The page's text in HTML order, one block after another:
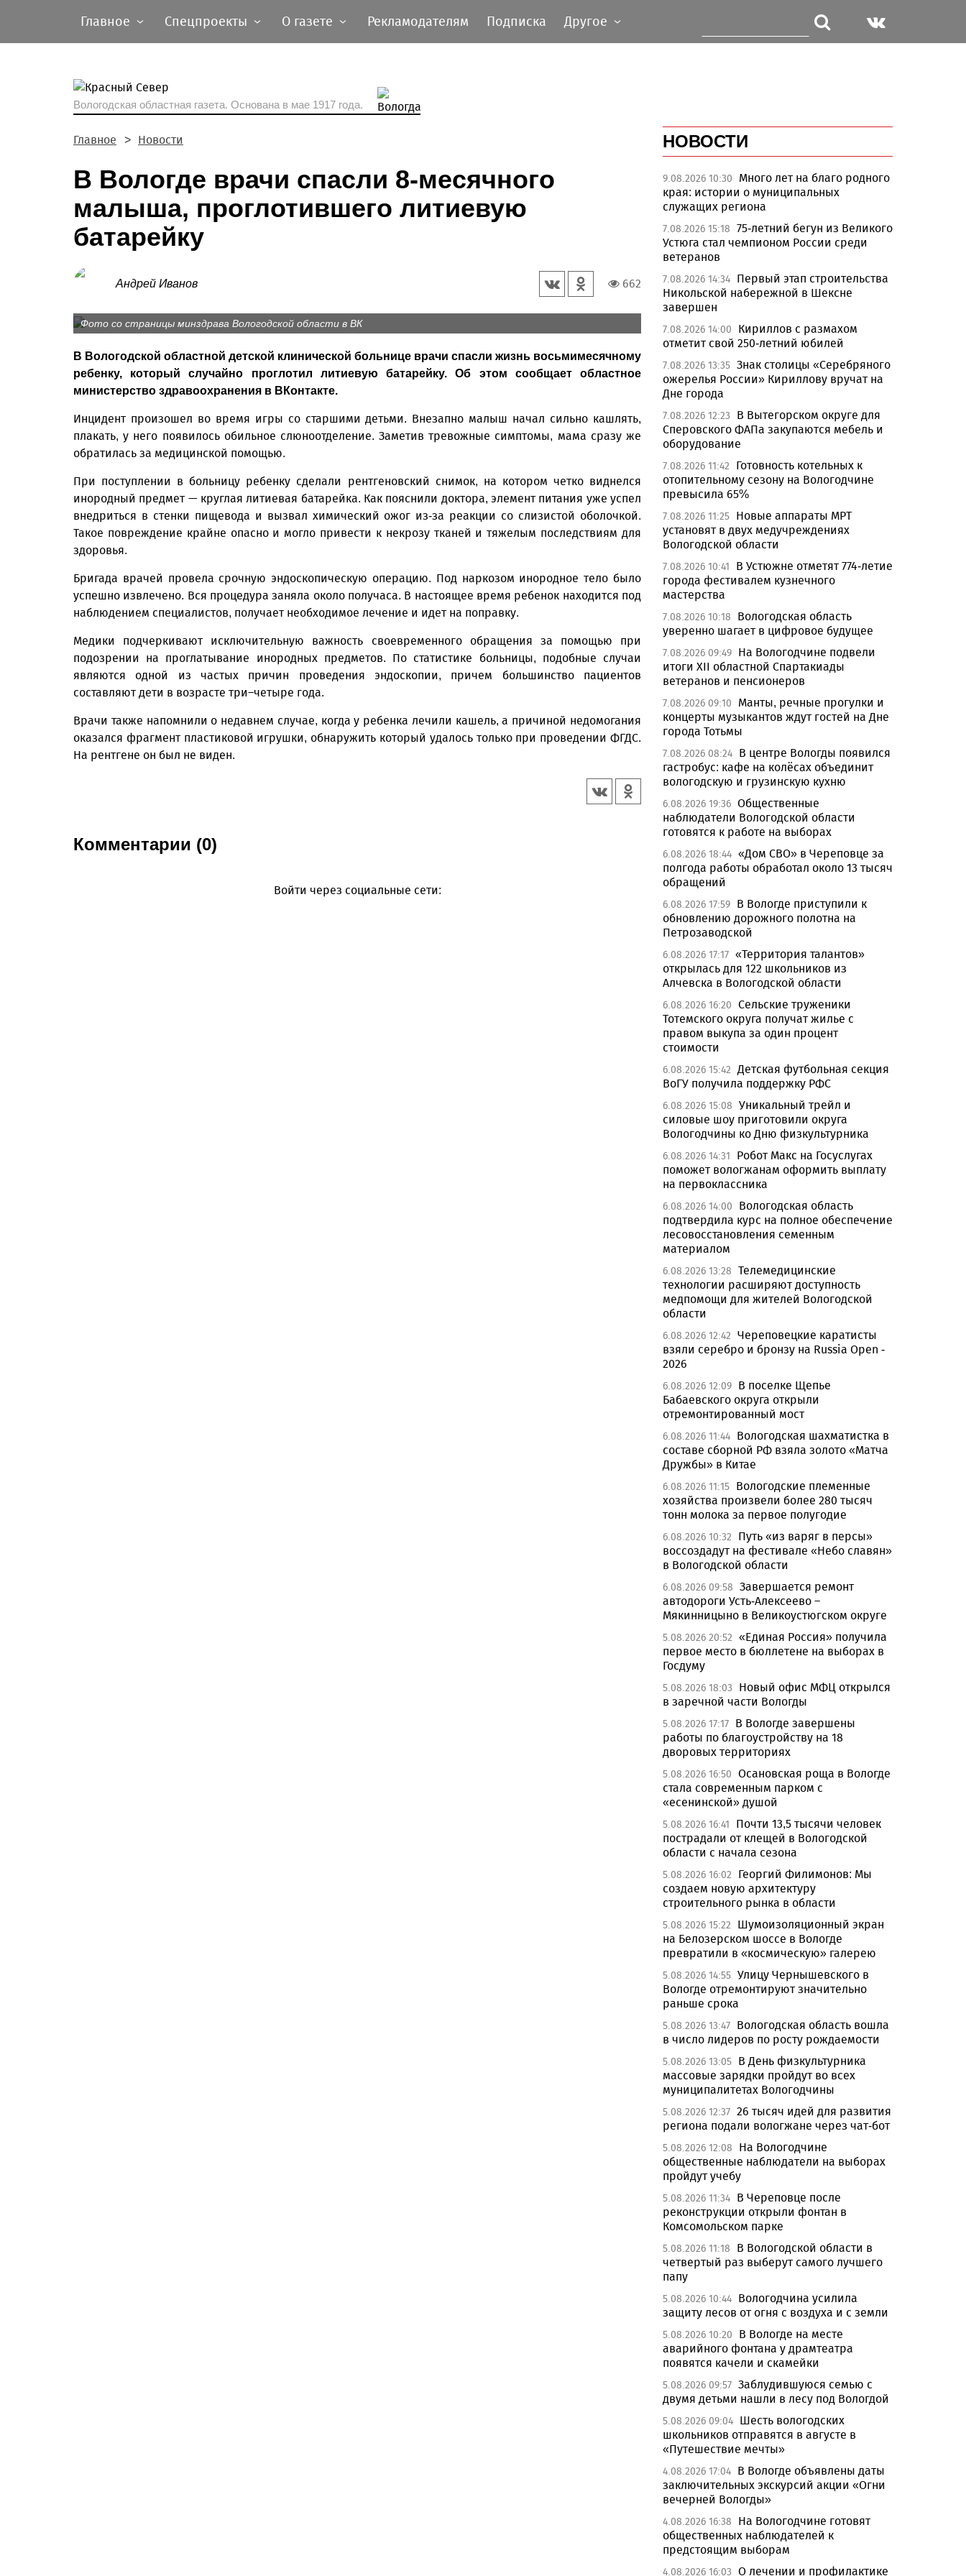
Главное Спецпроекты О газете Рекламодателям Подписка Другое
Вологодская областная газета. Основана в мае 1917 года.
Главное Новости
В Вологде врачи спасли 8-месячного
малыша, проглотившего литиевую
батарейку
Андрей Иванов 662
Фото со страницы минздрава Вологодской области в ВК
В Вологодской областной детской клинической больнице врачи спасли жизнь восьмимесячному
ребенку, который случайно проглотил литиевую батарейку. Об этом сообщает областное
министерство здравоохранения в ВКонтакте.
Инцидент произошел во время игры со старшими детьми. Внезапно малыш начал сильно кашлять,
плакать, у него появилось обильное слюноотделение. Заметив тревожные симптомы, мама сразу же
обратилась за медицинской помощью.
При поступлении в больницу ребенку сделали рентгеновский снимок, на котором четко виднелся
инородный предмет — круглая литиевая батарейка. Как пояснили доктора, элемент питания уже успел
внедриться в стенки пищевода и вызвал химический ожог из-за реакции со слизистой оболочкой.
Такое повреждение крайне опасно и могло привести к некрозу тканей и тяжелым последствиям для
здоровья.
Бригада врачей провела срочную эндоскопическую операцию. Под наркозом инородное тело было
успешно извлечено. Вся процедура заняла около получаса. В настоящее время ребенок находится под
наблюдением специалистов, получает необходимое лечение и идет на поправку.
Медики подчеркивают исключительную важность своевременного обращения за помощью при
подозрении на проглатывание инородных предметов. По статистике больницы, подобные случаи
являются одной из частых причин проведения эндоскопии, причем большинство пациентов
составляют дети в возрасте три–четыре года.
Врачи также напомнили о недавнем случае, когда у ребенка лечили кашель, а причиной недомогания
оказался фрагмент пластиковой игрушки, обнаружить который удалось только при проведении ФГДС.
На рентгене он был не виден.
Комментарии (0)
Войти через социальные сети:
НОВОСТИ
9.08.2026 10:30
Много лет на благо родного
края: истории о муниципальных
служащих региона
7.08.2026 15:18 75-летний бегун из Великого
Устюга стал чемпионом России среди
ветеранов
7.08.2026 14:34 Первый этап строительства
Никольской набережной в Шексне
завершен
7.08.2026 14:00
Кириллов с размахом
отметит свой 250-летний юбилей
7.08.2026 13:35 Знак столицы «Серебряного
ожерелья России» Кириллову вручат на
Дне города
7.08.2026 12:23
В Вытегорском округе для
Сперовского ФАПа закупаются мебель и
оборудование
7.08.2026 11:42
Готовность котельных к
отопительному сезону на Вологодчине
превысила 65%
7.08.2026 11:25 Новые аппараты МРТ
установят в двух медучреждениях
Вологодской области
7.08.2026 10:41
В Устюжне отметят 774-летие
города фестивалем кузнечного
мастерства
7.08.2026 10:18
Вологодская область
уверенно шагает в цифровое будущее
7.08.2026 09:49 На Вологодчине подвели
итоги XII областной Спартакиады
ветеранов и пенсионеров
7.08.2026 09:10
Манты, речные прогулки и
концерты музыкантов ждут гостей на Дне
города Тотьмы
7.08.2026 08:24 В центре Вологды появился
гастробус: кафе на колёсах объединит
вологодскую и грузинскую кухню
6.08.2026 19:36 Общественные
наблюдатели Вологодской области
готовятся к работе на выборах
6.08.2026 18:44 «Дом СВО» в Череповце за
полгода работы обработал около 13 тысяч
обращений
6.08.2026 17:59 В Вологде приступили к
обновлению дорожного полотна на
Петрозаводской
6.08.2026 17:17 «Территория талантов»
открылась для 122 школьников из
Алчевска в Вологодской области
6.08.2026 16:20 Сельские труженики
Тотемского округа получат жилье с
правом выкупа за один процент
стоимости
6.08.2026 15:42 Детская футбольная секция
ВоГУ получила поддержку РФС
6.08.2026 15:08 Уникальный трейл и
силовые шоу приготовили округа
Вологодчины ко Дню физкультурника
6.08.2026 14:31
Робот Макс на Госуслугах
поможет вологжанам оформить выплату
на первоклассника
6.08.2026 14:00
Вологодская область
подтвердила курс на полное обеспечение
лесовосстановления семенным
материалом
6.08.2026 13:28 Телемедицинские
технологии расширяют доступность
медпомощи для жителей Вологодской
области
6.08.2026 12:42 Череповецкие каратисты
взяли серебро и бронзу на Russia Open -
2026
6.08.2026 12:09 В поселке Щепье
Бабаевского округа открыли
отремонтированный мост
6.08.2026 11:44 Вологодская шахматистка в
составе сборной РФ взяла золото «Матча
Дружбы» в Китае
6.08.2026 11:15 Вологодские племенные
хозяйства произвели более 280 тысяч
тонн молока за первое полугодие
6.08.2026 10:32
Путь «из варяг в персы»
воссоздадут на фестивале «Небо славян»
в Вологодской области
6.08.2026 09:58 Завершается ремонт
автодороги Усть-Алексеево –
Мякинницыно в Великоустюгском округе
5.08.2026 20:52 «Единая Россия» получила
первое место в бюллетене на выборах в
Госдуму
5.08.2026 18:03
Новый офис МФЦ открылся
в заречной части Вологды
5.08.2026 17:17 В Вологде завершены
работы по благоустройству на 18
дворовых территориях
5.08.2026 16:50 Осановская роща в Вологде
стала современным парком с
«есенинской» душой
5.08.2026 16:41
Почти 13,5 тысячи человек
пострадали от клещей в Вологодской
области с начала сезона
5.08.2026 16:02
Георгий Филимонов: Мы
создаем новую архитектуру
строительного рынка в области
5.08.2026 15:22
Шумоизоляционный экран
на Белозерском шоссе в Вологде
превратили в «космическую» галерею
5.08.2026 14:55 Улицу Чернышевского в
Вологде отремонтируют значительно
раньше срока
5.08.2026 13:47 Вологодская область вошла
в число лидеров по росту рождаемости
5.08.2026 13:05 В День физкультурника
массовые зарядки пройдут во всех
муниципалитетах Вологодчины
5.08.2026 12:37 26 тысяч идей для развития
региона подали вологжане через чат-бот
5.08.2026 12:08
На Вологодчине
общественные наблюдатели на выборах
пройдут учебу
5.08.2026 11:34 В Череповце после
реконструкции открыли фонтан в
Комсомольском парке
5.08.2026 11:18
В Вологодской области в
четвертый раз выберут самого лучшего
папу
5.08.2026 10:44 Вологодчина усилила
защиту лесов от огня с воздуха и с земли
5.08.2026 10:20
В Вологде на месте
аварийного фонтана у драмтеатра
появятся качели и скамейки
5.08.2026 09:57 Заблудившуюся семью с
двумя детьми нашли в лесу под Вологдой
5.08.2026 09:04 Шесть вологодских
школьников отправятся в августе в
«Путешествие мечты»
4.08.2026 17:04 В Вологде объявлены даты
заключительных экскурсий акции «Огни
вечерней Вологды»
4.08.2026 16:38
На Вологодчине готовят
общественных наблюдателей к
предстоящим выборам
4.08.2026 16:03 О лечении и профилактике